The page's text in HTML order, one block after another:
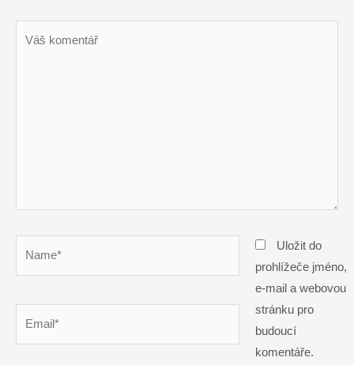
Uložit do
prohlížeče jméno,
e-mail a webovou
stránku pro
budoucí
komentáře.